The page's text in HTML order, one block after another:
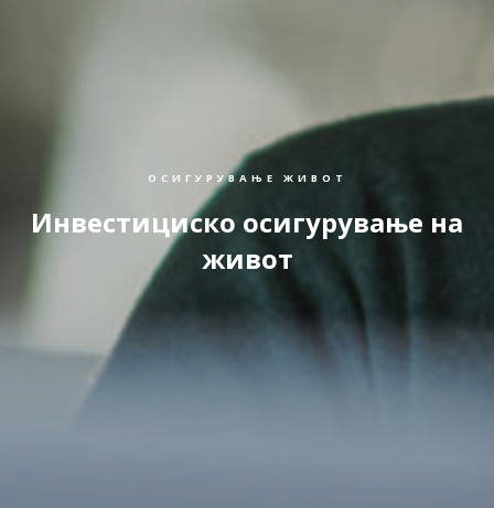
ОСИГУРУВАЊЕ ЖИВОТ
Инвестициско осигурување на
живот